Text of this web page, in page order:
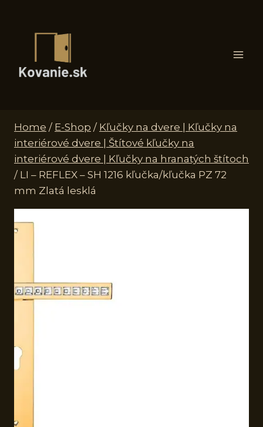
Home / E-Shop / Kľučky na dvere | Kľučky na
interiérové dvere | Štítové kľučky na
interiérové dvere | Kľučky na hranatých štítoch
/ LI – REFLEX – SH 1216 kľučka/kľučka PZ 72
mm Zlatá lesklá